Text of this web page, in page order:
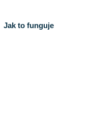
Jak to funguje